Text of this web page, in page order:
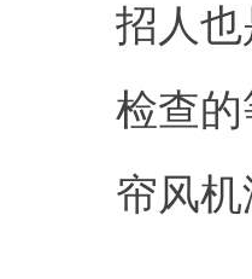
招人
检查
帘风